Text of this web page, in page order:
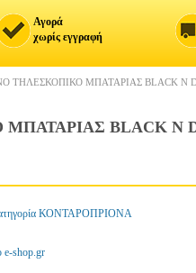
Αγορά
χωρίς εγγραφή
ΤΗΛΕΣΚΟΠΙΚΟ ΜΠΑΤΑΡΙΑΣ BLACK N
BLACK N
ΚΟΝΤΑΡΟΠΡΙΟΝΑ
e-shop.gr